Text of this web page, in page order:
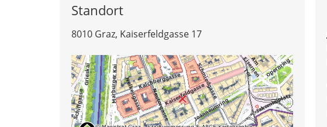
Standort
8010 Graz, Kaiserfeldgasse 17